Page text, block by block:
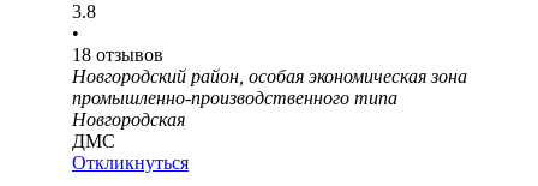
3.8
•
18 отзывов
Новгородский район, особая экономическая зона
промышленно-производственного типа
Новгородская
ДМС
Откликнуться